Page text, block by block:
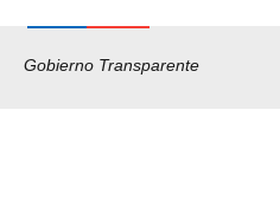
Gobierno Transparente